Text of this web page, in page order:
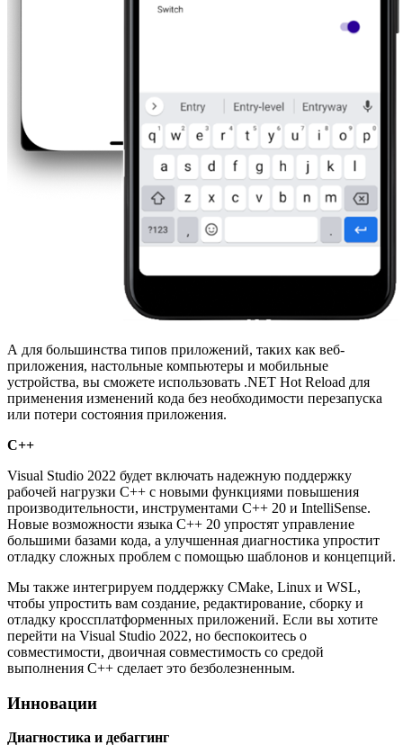
А для большинства типов приложений, таких как веб-
приложения, настольные компьютеры и мобильные
устройства, вы сможете использовать .NET Hot Reload для
применения изменений кода без необходимости перезапуска
или потери состояния приложения.
С++
Visual Studio 2022 будет включать надежную поддержку
рабочей нагрузки C++ с новыми функциями повышения
производительности, инструментами C++ 20 и IntelliSense.
Новые возможности языка C++ 20 упростят управление
большими базами кода, а улучшенная диагностика упростит
отладку сложных проблем с помощью шаблонов и концепций.
Мы также интегрируем поддержку CMake, Linux и WSL,
чтобы упростить вам создание, редактирование, сборку и
отладку кроссплатформенных приложений. Если вы хотите
перейти на Visual Studio 2022, но беспокоитесь о
совместимости, двоичная совместимость со средой
выполнения C++ сделает это безболезненным.
Инновации
Диагностика и дебаггинг